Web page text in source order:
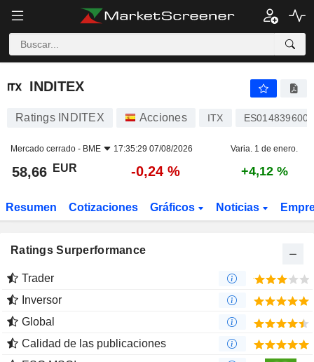
INDITEX
INDITEX
Ratings INDITEX Acciones ITX ES0148396007
Mercado cerrado - BME 17:35:29 07/08/2026 Varia. 1 de enero.
58,66 EUR -0,24 % +4,12 %
Resumen Cotizaciones Gráficos Noticias
Ratings Surperformance
Trader
Inversor
Global
Calidad de las publicaciones